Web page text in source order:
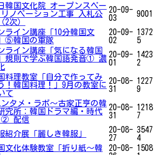
韓国文化院 オープンスペー
ノベーション工事 入札公
2次）
20-09-
03
9001
ライン講座「10分韓国文
⑤韓国の軍隊
20-09-
02
1372
5
ライン講座「気になる韓国
規則で学ぶ韓国語発音① 濃 20-09-
01
1423
2
料理教室「自分で作ってみ
！韓国料理！」9月の教室に
て
20-08-
31
1227
9
ンタメ・ラボ～古家正亨の韓
究所：韓国ドラマ編・時代
② 配信
20-08-
31
1218
7
紹介展「麗しき韓服」
20-08-
27
3547
4
文化体験教室「折り紙〜韓
20-08- 1508